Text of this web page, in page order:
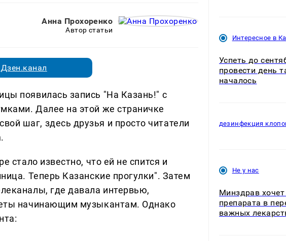
Анна Прохоренко
Автор статьи
появилась запись "На Казань!" с
Далее на этой же страничке
шаг, здесь друзья и просто читатели
стало известно, что ей не спится и
Теперь Казанские прогулки". Затем
где давала интервью,
начинающим музыкантам. Однако
Интересное в
Успеть до
провести день
началось
дезинфекция
Не у нас
Минздрав
препарата в
важных